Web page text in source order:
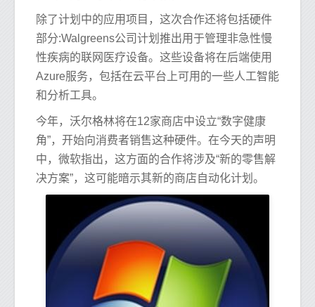
除了计划中的应用项目，这次合作还将包括硬件
部分:Walgreens公司计划推出用于管理非急性慢
性疾病的联网医疗设备。这些设备将在后端使用
Azure服务，包括在云平台上可用的一些人工智能
和分析工具。
今年，沃尔格林将在12家商店中设立“数字健康
角”，开始向消费者销售这种硬件。在今天的声明
中，微软指出，这方面的合作将涉及“新的零售解
决方案”，这可能暗示其新的商店自动化计划。